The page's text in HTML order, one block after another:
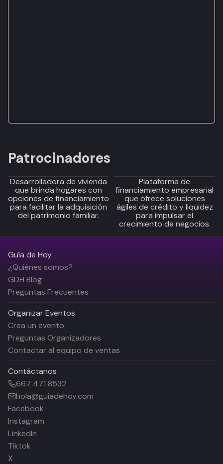
Patrocinadores
Desarrolladora de vivienda
que brinda hogares con
opciones de financiamiento
para facilitar la adquisición
del patrimonio familiar.
Plataforma de
financiamiento empresarial
que ofrece soluciones
ágiles de crédito y liquidez
para impulsar el
crecimiento de negocios.
Guía de Hoy
¿Quiénes somos?
GDH Blog
Preguntas Frecuentes
Organizar Eventos
Crea un evento
Preguntas Organizadores
Contactar al equipo de ventas
Contáctanos
667 471 8532
hola@guiadehoy.com
Facebook
Instagram
LinkedIn
Tiktok
X